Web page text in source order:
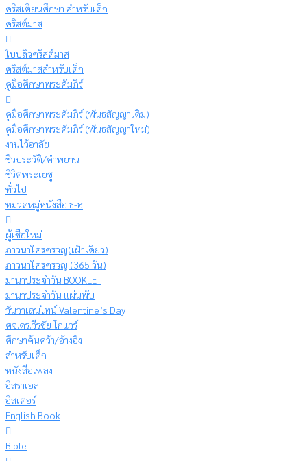
คริสเตียนศึกษา สำหรับเด็ก
คริสต์มาส
ใบปลิวคริสต์มาส
คริสต์มาสสำหรับเด็ก
คู่มือศึกษาพระคัมภีร์
คู่มือศึกษาพระคัมภีร์ (พันธสัญญาเดิม)
คู่มือศึกษาพระคัมภีร์ (พันธสัญญาใหม่)
งานไว้อาลัย
ชีวประวัติ/คำพยาน
ชีวิตพระเยซู
ทั่วไป
หมวดหมู่หนังสือ ธ-ฮ
ผู้เชื่อใหม่
ภาวนาใคร่ครวญ(เฝ้าเดี่ยว)
ภาวนาใคร่ครวญ (365 วัน)
มานาประจำวัน BOOKLET
มานาประจำวัน แผ่นพับ
วันวาเลนไทน์ Valentine’s Day
ศจ.ดร.วีรชัย โกแวร์
ศึกษาค้นคว้า/อ้างอิง
สำหรับเด็ก
หนังสือเพลง
อิสราเอล
อีสเตอร์
English Book
Bible